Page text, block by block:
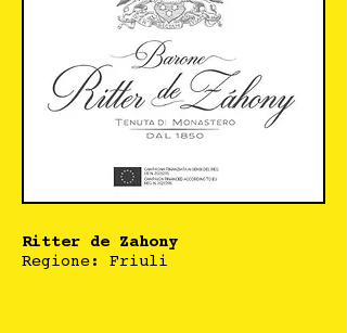
Ritter de Zahony
Regione: Friuli